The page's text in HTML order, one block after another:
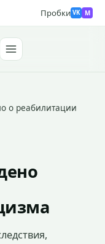
Пробки VK M
о реабилитации